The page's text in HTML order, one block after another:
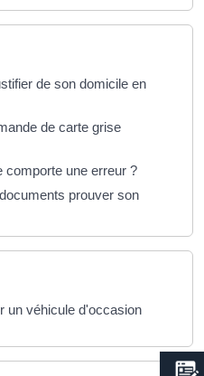
de son domicile en
de carte grise
comporte une erreur ?
prouver son
un véhicule d'occasion